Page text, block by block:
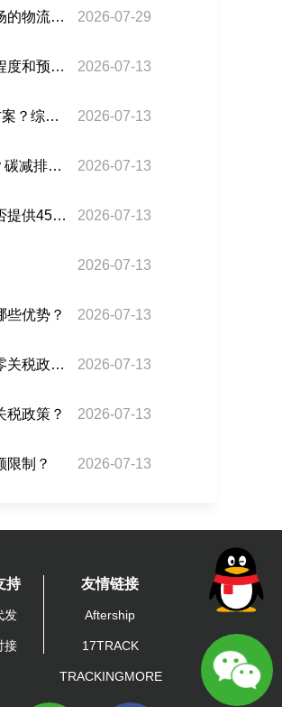
危地马拉和墨西哥哪个更适合作为中美洲市场的物流枢纽？ 2026-07-29
选择巴西专线运输时，如何根据货物的紧急程度和预算来选择最合适的方式？ 2026-07-13
巴西专线是否提供“港口到矿区”点对点运输方案？综合成本能降低多少？ 2026-07-13
巴西专线是否支持“海运 + 光伏”碳中和套餐？碳减排证书如何获取？ 2026-07-13
巴西专线运输锂加工设备（超重货物），是否提供45HC超高柜？ 2026-07-13
2026-07-13
些优势？ 2026-07-13
危地马拉专线运输农产品，能否享受巴西的零关税政策？ 2026-07-13
税政策？ 2026-07-13
限制？ 2026-07-13
持
发
接
友情链接
Aftership
17TRACK
TRACKINGMORE